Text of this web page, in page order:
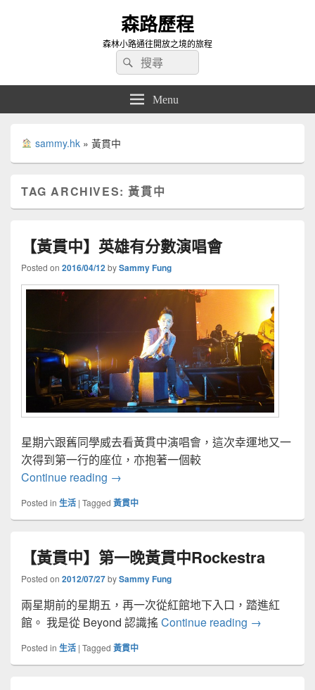
森路歷程
森林小路通往開放之境的旅程
Search
for:
Search
Menu
sammy.hk» 黃貫中
TAG ARCHIVES:黃貫中
【黃貫中】英雄有分數演唱會
Posted on 2016/04/12bySammy Fung
星期六跟舊同學威去看黃貫中演唱會，這次幸運地又一
次得到第一行的座位，亦抱著一個較
Continue reading 【黃貫中】英雄有分數演唱會
→
Posted in 生活 | Tagged 黃貫中
【黃貫中】第一晚黃貫中Rockestra
Posted on 2012/07/27bySammy Fung
兩星期前的星期五，再一次從紅館地下入口，踏進紅
館。 我是從 Beyond 認識搖Continue reading 【黃貫中】
→
Posted in 生活 | Tagged 黃貫中